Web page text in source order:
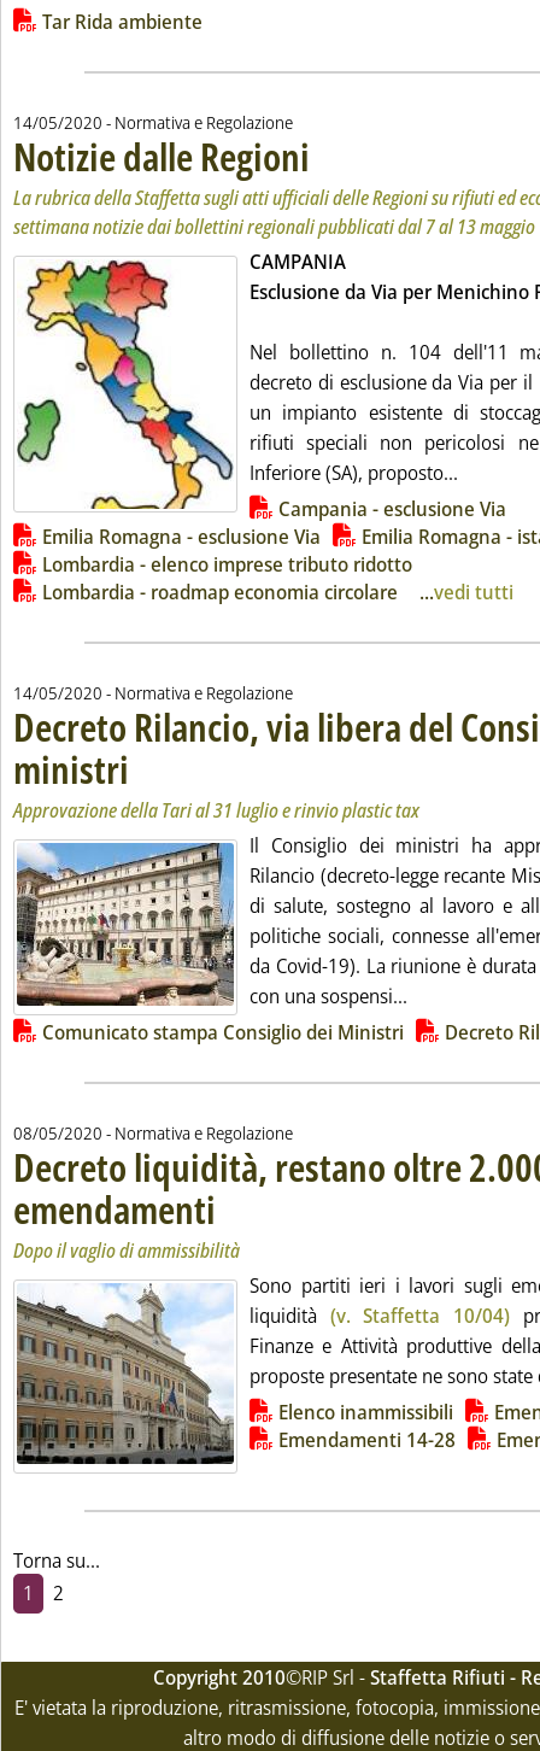
Lista allegati PDF alla notizia
Tar Rida ambiente
14/05/2020 - Normativa e Regolazione
Notizie dalle Regioni
La rubrica della Staffetta sugli atti ufficiali delle Regioni su rifiuti ed
settimana notizie dai bollettini regionali pubblicati dal 7 al 13 maggio
CAMPANIA
Esclusione da Via per Menichino
Nel bollettino n. 104 dell'11
decreto di esclusione da Via per
un impianto esistente di
rifiuti speciali non pericolosi
Inferiore (SA), proposto...
Lista allegati PDF alla notiziaCampania - esclusione Via
Emilia Romagna - esclusione Via
Emilia Romagna -
Lombardia - elenco imprese tributo ridotto
Lombardia - roadmap economia circolare
...vedi tutti
14/05/2020 - Normativa e Regolazione
Decreto Rilancio, via libera del
ministri
Approvazione della Tari al 31 luglio e rinvio plastic tax
Il Consiglio dei ministri ha
Rilancio (decreto-legge recante
di salute, sostegno al lavoro e
politiche sociali, connesse
da Covid-19). La riunione è
con una sospensi...
Lista allegati PDF alla notizia
Comunicato stampa Consiglio dei Ministri Decreto
08/05/2020 - Normativa e Regolazione
Decreto liquidità, restano oltre
emendamenti
Dopo il vaglio di ammissibilità
Sono partiti ieri i lavori sugli
liquidità (v. Staffetta 10/04)
Finanze e Attività produttive
proposte presentate ne sono
Lista allegati PDF alla notiziaElenco inammissibili
Emendamenti 14-28
Torna su...
1
2
Copyright 2010©RIP Srl -Staffetta Rifiuti -
E' vietata la riproduzione, ritrasmissione, fotocopia,
altro modo di diffusione delle notizie o